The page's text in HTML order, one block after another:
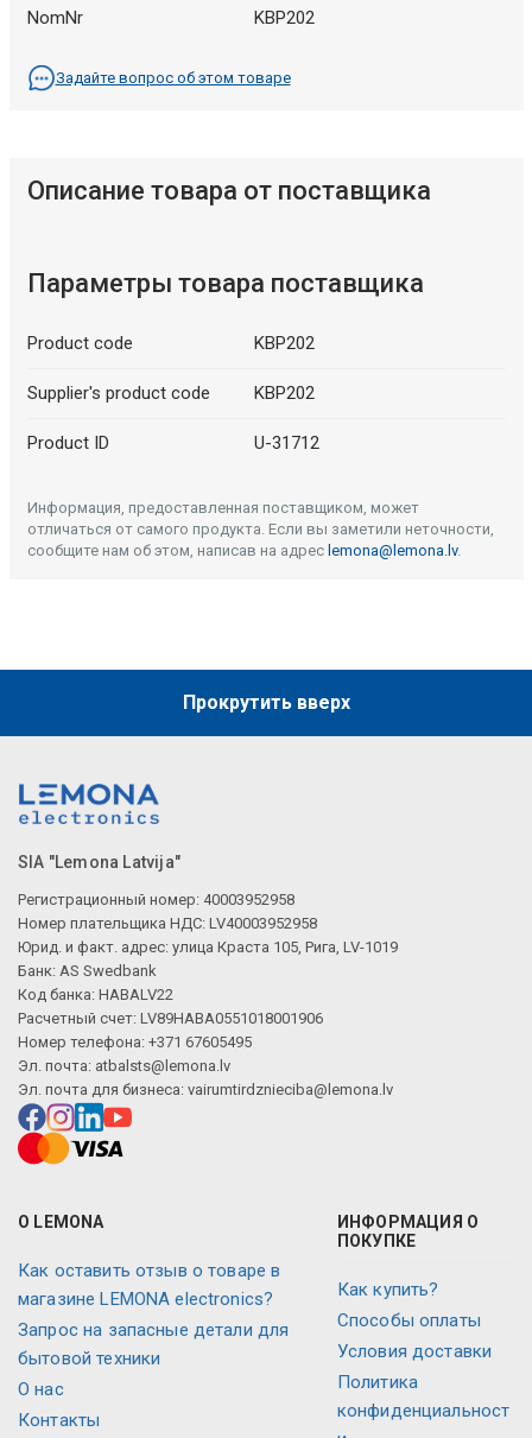
NomNr KBP202
Задайте вопрос об этом товаре
Описание товара от поставщика
Параметры товара поставщика
Product code KBP202
Supplier's product code KBP202
Product ID U-31712
Информация, предоставленная поставщиком, может
отличаться от самого продукта. Если вы заметили неточности,
сообщите нам об этом, написав на адрес lemona@lemona.lv.
Прокрутить вверх
SIA "Lemona Latvija"
Регистрационный номер: 40003952958
Номер плательщика НДС: LV40003952958
Юрид. и факт. адрес: улица Краста 105, Рига, LV-1019
Банк: AS Swedbank
Код банка: HABALV22
Расчетный счет: LV89HABA0551018001906
Номер телефона: +371 67605495
Эл. почта: atbalsts@lemona.lv
Эл. почта для бизнеса: vairumtirdznieciba@lemona.lv
О LEMONA
Как оставить отзыв о товаре в
магазине LEMONA electronics?
Запрос на запасные детали для
бытовой техники
О нас
Контакты
ИНФОРМАЦИЯ О
ПОКУПКЕ
Как купить?
Способы оплаты
Условия доставки
Политика
конфиденциальност